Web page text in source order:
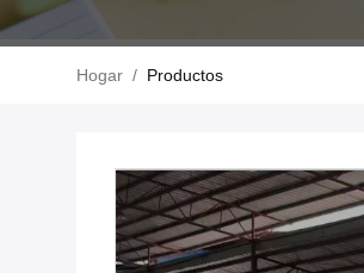
Hogar / Productos